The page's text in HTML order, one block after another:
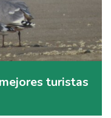
turistas